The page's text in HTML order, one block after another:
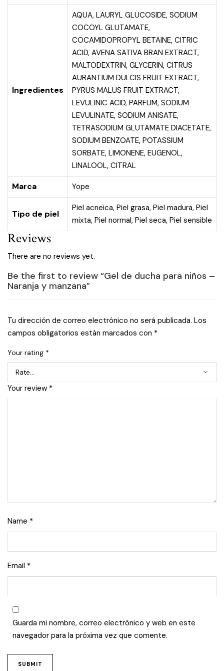
Ingredientes
AQUA, LAURYL GLUCOSIDE, SODIUM
COCOYL GLUTAMATE,
COCAMIDOPROPYL BETAINE, CITRIC
ACID, AVENA SATIVA BRAN EXTRACT,
MALTODEXTRIN, GLYCERIN, CITRUS
AURANTIUM DULCIS FRUIT EXTRACT,
PYRUS MALUS FRUIT EXTRACT,
LEVULINIC ACID, PARFUM, SODIUM
LEVULINATE, SODIUM ANISATE,
TETRASODIUM GLUTAMATE DIACETATE,
SODIUM BENZOATE, POTASSIUM
SORBATE, LIMONENE, EUGENOL,
LINALOOL, CITRAL
Marca Yope
Tipo de piel
Piel acneica, Piel grasa, Piel madura, Piel
mixta, Piel normal, Piel seca, Piel sensible
Reviews
There are no reviews yet.
Be the first to review “Gel de ducha para niños –
Naranja y manzana”
Tu dirección de correo electrónico no será publicada. Los
campos obligatorios están marcados con *
Your rating *
Your review *
Name *
Email *
Guarda mi nombre, correo electrónico y web en este
navegador para la próxima vez que comente.